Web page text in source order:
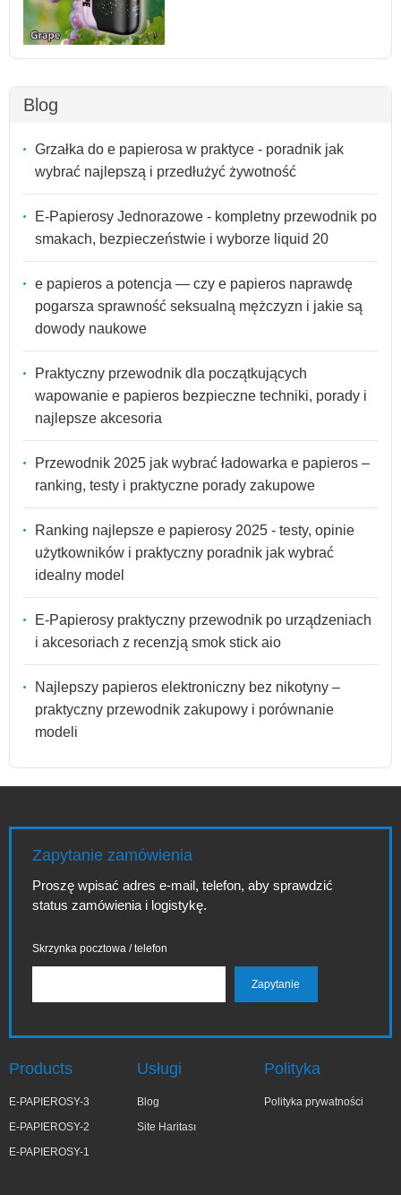
Blog
Grzałka do e papierosa w praktyce - poradnik jak
wybrać najlepszą i przedłużyć żywotność
E-Papierosy Jednorazowe - kompletny przewodnik po
smakach, bezpieczeństwie i wyborze liquid 20
e papieros a potencja — czy e papieros naprawdę
pogarsza sprawność seksualną mężczyzn i jakie są
dowody naukowe
Praktyczny przewodnik dla początkujących
wapowanie e papieros bezpieczne techniki, porady i
najlepsze akcesoria
Przewodnik 2025 jak wybrać ładowarka e papieros –
ranking, testy i praktyczne porady zakupowe
Ranking najlepsze e papierosy 2025 - testy, opinie
użytkowników i praktyczny poradnik jak wybrać
idealny model
E-Papierosy praktyczny przewodnik po urządzeniach
i akcesoriach z recenzją smok stick aio
Najlepszy papieros elektroniczny bez nikotyny –
praktyczny przewodnik zakupowy i porównanie
modeli
Zapytanie zamówienia
Proszę wpisać adres e-mail, telefon, aby sprawdzić
status zamówienia i logistykę.
Skrzynka pocztowa / telefon
Products
E-PAPIEROSY-3
E-PAPIEROSY-2
E-PAPIEROSY-1
Usługi
Blog
Site Haritası
Polityka
Polityka prywatności